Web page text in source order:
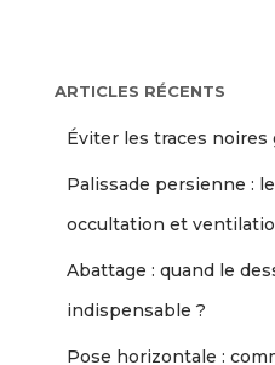
ARTICLES RÉCENTS
Éviter les traces noires
Palissade persienne :
occultation et
Abattage : quand le
indispensable ?
Pose horizontale :